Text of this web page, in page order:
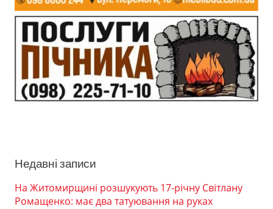
Недавні записи
На Житомирщині розшукують 17-річну Світлану
Ромащенко: має два татуювання на руках